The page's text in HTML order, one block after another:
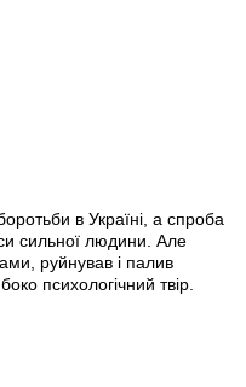
в Україні, а спроба
сильної людини­. Але
руйнував і палив
психологічний твір.